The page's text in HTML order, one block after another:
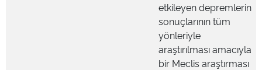
etkileyen depremlerin
sonuçlarının tüm
yönleriyle
araştırılması amacıyla
bir Meclis araştırması